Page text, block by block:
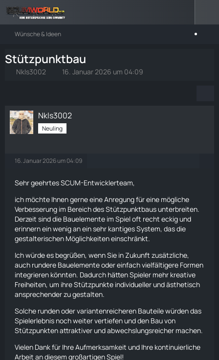
Wünsche & Ideen
Stützpunktbau
Nkls3002 16. Januar 2026 um 04:09
Nkls3002
Neuling
16. Januar 2026 um 04:09
Sehr geehrtes SCUM-Entwicklerteam,
ich möchte Ihnen gerne eine Anregung für eine mögliche
Verbesserung im Bereich des Stützpunktbaus unterbreiten.
Derzeit sind die Bauelemente im Spiel oft recht eckig und
erinnern ein wenig an ein sehr kantiges System, das die
gestalterischen Möglichkeiten einschränkt.
Ich würde es begrüßen, wenn Sie in Zukunft zusätzliche,
auch rundere Bauelemente oder einfach vielfältigere Formen
integrieren könnten. Dadurch hätten Spieler mehr kreative
Freiheiten, um ihre Stützpunkte individueller und ästhetisch
ansprechender zu gestalten.
Solche runden oder variantenreicheren Bauteile würden das
Spielerlebnis noch weiter vertiefen und den Bau von
Stützpunkten attraktiver und abwechslungsreicher machen.
Vielen Dank für IhreAufmerksamkeit und Ihre kontinuierliche
Arbeit an diesem großartigen Spiel!